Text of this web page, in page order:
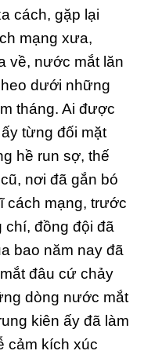
cách, gặp lại
mạng xưa,
về, nước mắt lăn
dưới những
tháng. Ai được
từng đối mặt
hề run sợ, thế
nơi đã gắn bó
cách mạng, trước
chí, đồng đội đã
bao năm nay đã
đâu cứ chảy
dòng nước mắt
kiên ấy đã làm
cảm kích xúc